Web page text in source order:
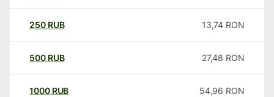
250 RUB 13,74 RON
500 RUB 27,48 RON
1000 RUB 54,96 RON